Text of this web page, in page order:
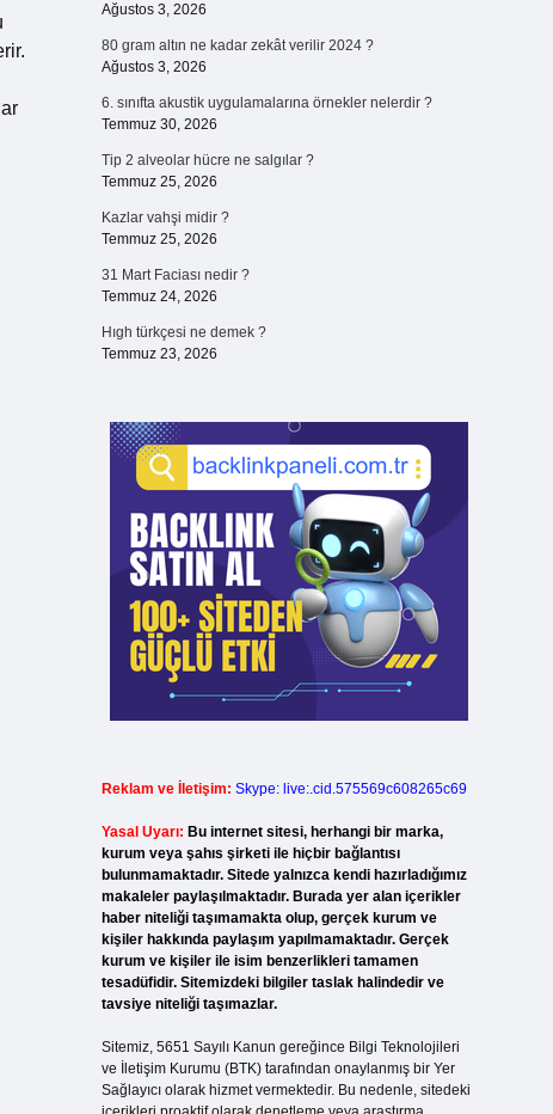
Ağustos 3, 2026
80 gram altın ne kadar zekât verilir 2024 ?
Ağustos 3, 2026
6. sınıfta akustik uygulamalarına örnekler nelerdir ?
Temmuz 30, 2026
Tip 2 alveolar hücre ne salgılar ?
Temmuz 25, 2026
Kazlar vahşi midir ?
Temmuz 25, 2026
31 Mart Faciası nedir ?
Temmuz 24, 2026
Hıgh türkçesi ne demek ?
Temmuz 23, 2026
Reklam ve İletişim: Skype: live:.cid.575569c608265c69
Yasal Uyarı: Bu internet sitesi, herhangi bir marka,
kurum veya şahıs şirketi ile hiçbir bağlantısı
bulunmamaktadır. Sitede yalnızca kendi hazırladığımız
makaleler paylaşılmaktadır. Burada yer alan içerikler
haber niteliği taşımamakta olup, gerçek kurum ve
kişiler hakkında paylaşım yapılmamaktadır. Gerçek
kurum ve kişiler ile isim benzerlikleri tamamen
tesadüfidir. Sitemizdeki bilgiler taslak halindedir ve
tavsiye niteliği taşımazlar.
Sitemiz, 5651 Sayılı Kanun gereğince Bilgi Teknolojileri
ve İletişim Kurumu (BTK) tarafından onaylanmış bir Yer
Sağlayıcı olarak hizmet vermektedir. Bu nedenle, sitedeki